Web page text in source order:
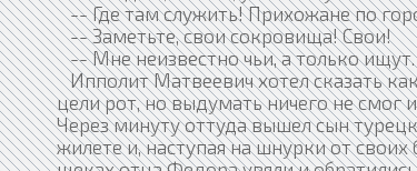
-- Где там служить! Прихожане по
-- Заметьте, свои сокровища! Свои!
-- Мне неизвестно чьи, а только ищут.
Ипполит Матвеевич хотел сказать
цели рот, но выдумать ничего не смог
Через минуту оттуда вышел сын
жилете и, наступая на шнурки от